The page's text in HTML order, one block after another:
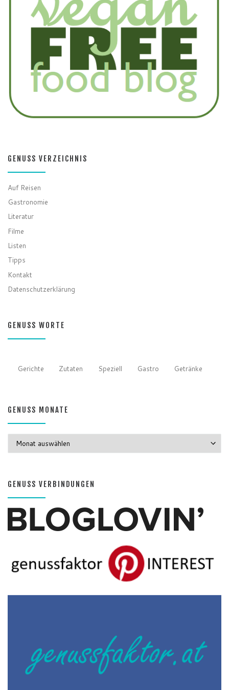
GENUSS VERZEICHNIS
Auf Reisen
Gastronomie
Literatur
Filme
Listen
Tipps
Kontakt
Datenschutzerklärung
GENUSS WORTE
Gerichte Zutaten Speziell Gastro Getränke
GENUSS MONATE
GENUSS VERBINDUNGEN